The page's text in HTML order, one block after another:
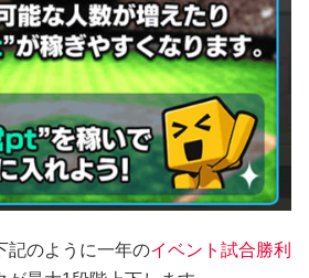
記のように一年のイベント試合勝利